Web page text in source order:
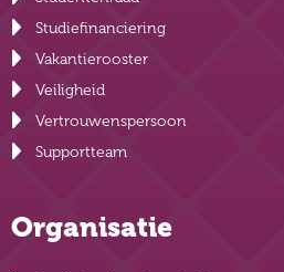
Studiefinanciering
Vakantierooster
Veiligheid
Vertrouwenspersoon
Supportteam
Organisatie